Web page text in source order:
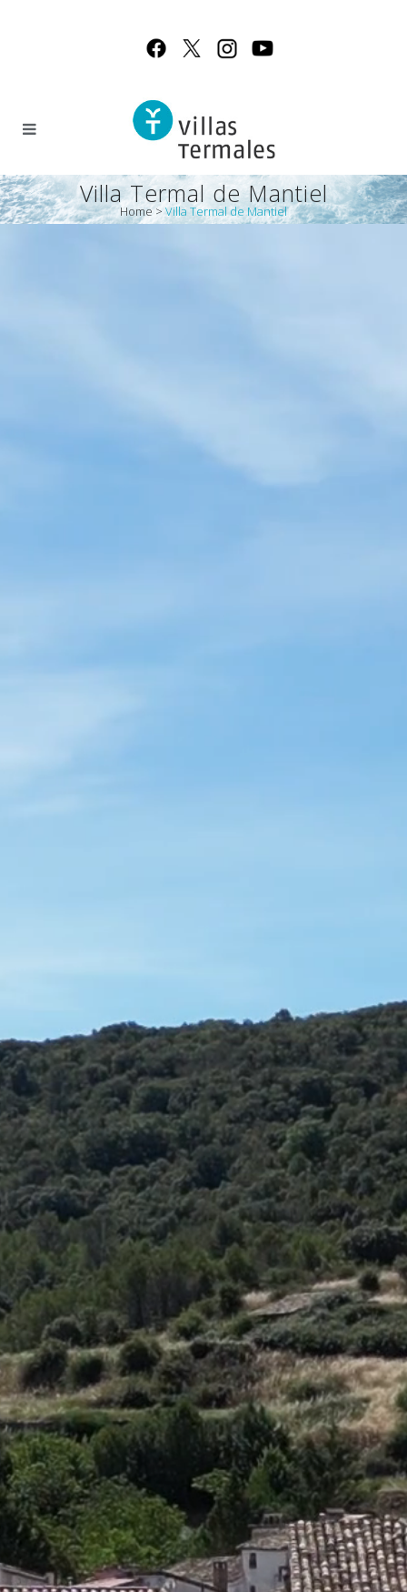
Villa Termal de Mantiel
Home>Villa Termal de Mantiel